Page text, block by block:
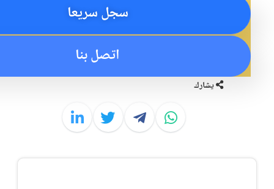
سجل سريعا